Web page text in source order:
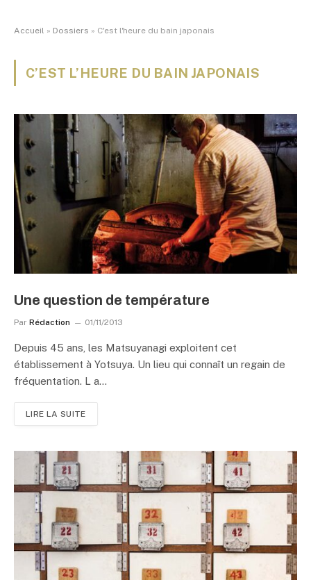
Accueil » Dossiers » C'est l'heure du bain japonais
C’EST L’HEURE DU BAIN JAPONAIS
Une question de température
Par Rédaction 01/11/2013
Depuis 45 ans, les Matsuyanagi exploitent cet
établissement à Yotsuya. Un lieu qui connaît un regain de
fréquentation. L a…
LIRE LA SUITE